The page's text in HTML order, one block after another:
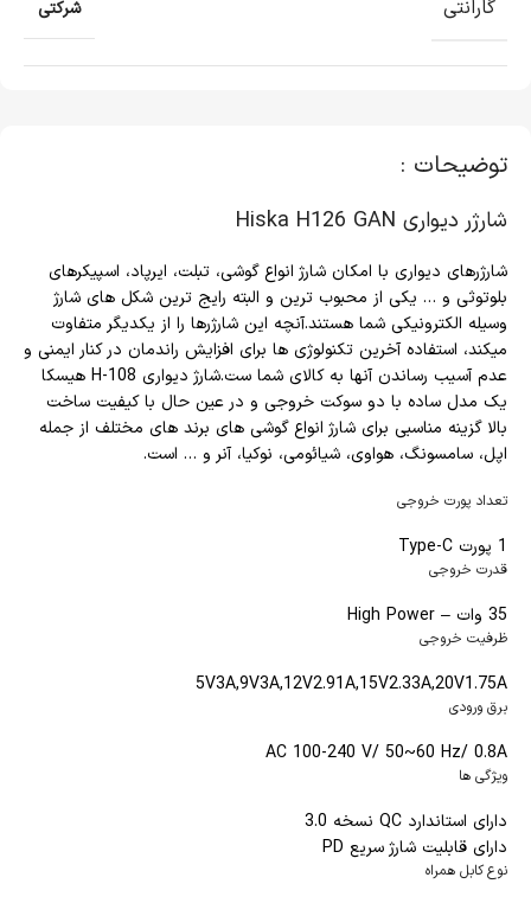
توضیحات :
شارژر دیواری Hiska H126 GAN
شارژرهای دیواری با امکان شارژ انواع گوشی، تبلت، ایرپاد، اسپیکرهای
بلوتوثی و … یکی از محبوب ترین و البته رایج ترین شکل های شارژ
وسیله الکترونیکی شما هستند.آنچه این شارژرها را از یکدیگر متفاوت
میکند، استفاده آخرین تکنولوژی ها برای افزایش راندمان در کنار ایمنی و
عدم آسیب رساندن آنها به کالای شما ست.شارژ دیواری H-108 هیسکا
یک مدل ساده با دو سوکت خروجی و در عین حال با کیفیت ساخت
بالا گزینه مناسبی برای شارژ انواع گوشی های برند های مختلف از جمله
اپل، سامسونگ، هواوی، شیائومی، نوکیا، آنر و … است.
تعداد پورت خروجی
1 پورت Type-C
قدرت خروجی
35 وات – High Power
ظرفیت خروجی
5V3A,9V3A,12V2.91A,15V2.33A,20V1.75A
برق ورودی
AC 100-240 V/ 50~60 Hz/ 0.8A
ویژگی ها
دارای استاندارد QC نسخه 3.0
دارای قابلیت شارژ سریع PD
نوع کابل همراه
گارانتی شرکتی